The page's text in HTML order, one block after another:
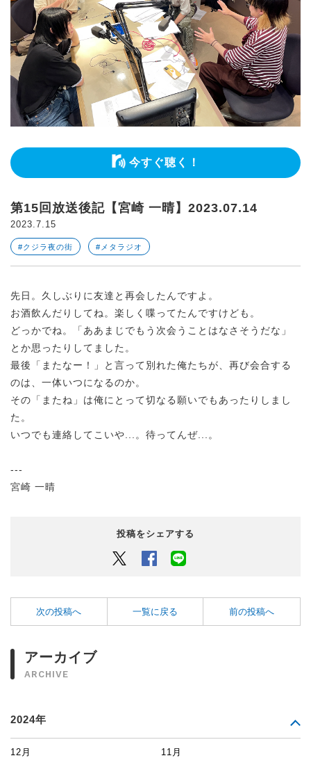
今すぐ聴く！
第15回放送後記【宮崎 一晴】2023.07.14
2023.7.15
#クジラ夜の街 #メタラジオ
先日。久しぶりに友達と再会したんですよ。
お酒飲んだりしてね。楽しく喋ってたんですけども。
どっかでね。「ああまじでもう次会うことはなさそうだな」
とか思ったりしてました。
最後「またなー！」と言って別れた俺たちが、再び会合する
のは、一体いつになるのか。
その「またね」は俺にとって切なる願いでもあったりしまし
た。
いつでも連絡してこいや...。待ってんぜ...。
---
宮崎 一晴
投稿をシェアする
Twitter Facebook
次の投稿へ 一覧に戻る 前の投稿へ
アーカイブ
ARCHIVE
2024年
12月 11月